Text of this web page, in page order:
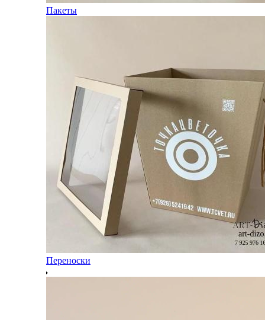
Пакеты
Переноски